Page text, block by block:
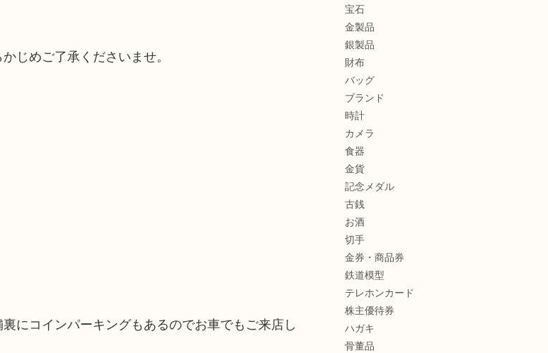
じめご了承くださいませ。
にコインパーキングもあるのでお車でもご来店し
宝石
金製品
銀製品
財布
バッグ
ブランド
時計
カメラ
食器
金貨
記念メダル
古銭
お酒
切手
金券・商品券
鉄道模型
テレホンカード
株主優待券
ハガキ
骨董品